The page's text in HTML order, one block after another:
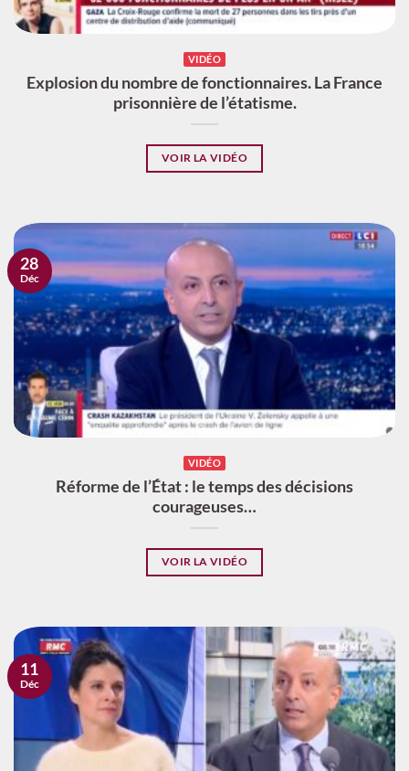
VIDÉO
Explosion du nombre de fonctionnaires. La France
prisonnière de l’étatisme.
VOIR LA VIDÉO
VIDÉO
Réforme de l’État : le temps des décisions
courageuses…
VOIR LA VIDÉO
28
Déc
11
Déc